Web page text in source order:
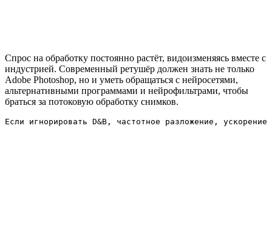
Спрос на обработку постоянно растёт, видоизменяясь вместе с
индустрией. Современный ретушёр должен знать не только
Adobe Photoshop, но и уметь обращаться с нейросетями,
альтернативными программами и нейрофильтрами, чтобы
браться за потоковую обработку снимков.
Если игнорировать D&B, частотное разложение,